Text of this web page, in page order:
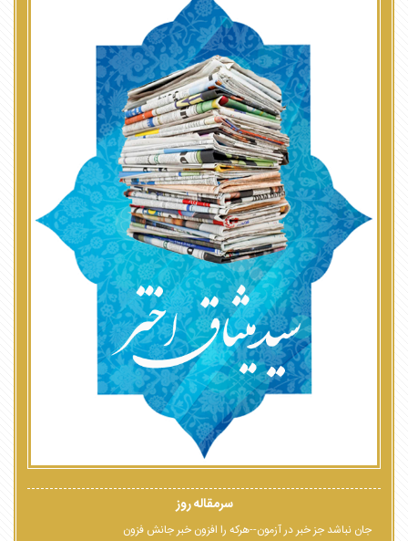
سرمقاله روز
جان نباشد جز خبر در آزمون--هرکه را افزون خبر جانش فزون